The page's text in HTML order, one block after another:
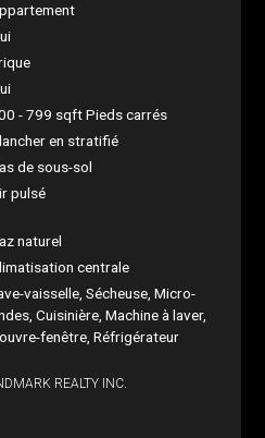
- 799 sqft Pieds carrés
en stratifié
de sous-sol
pulsé
naturel
centrale
vaisselle, Sécheuse, Micro-
Cuisinière, Machine à laver,
fenêtre, Réfrigérateur
REALTY INC.